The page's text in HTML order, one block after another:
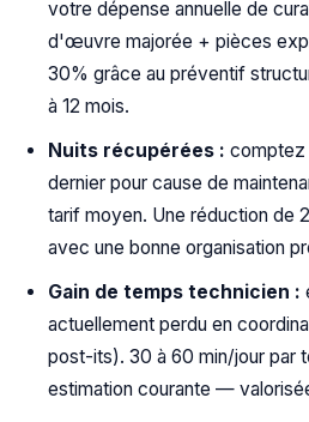
votre dépense annuelle de
d'œuvre majorée + pièces
30% grâce au préventif
à 12 mois.
Nuits récupérées : comptez
dernier pour cause de
tarif moyen. Une réduction de
avec une bonne organisation
Gain de temps technicien :
actuellement perdu en
post-its). 30 à 60 min/jour par
estimation courante —